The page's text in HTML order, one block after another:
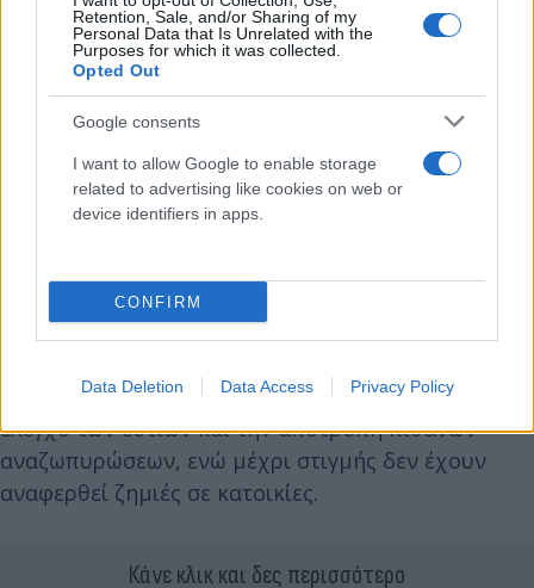
Retention, Sale, and/or Sharing of my
Personal Data that Is Unrelated with the
Purposes for which it was collected.
Opted Out
Google consents
I want to allow Google to enable storage
related to advertising like cookies on web or
device identifiers in apps.
CONFIRM
Data Deletion Data Access Privacy Policy
Οι δυνάμεις παραμένουν στο σημείο για τον πλήρη
έλεγχο των εστιών και την αποτροπή πιθανών
αναζωπυρώσεων, ενώ μέχρι στιγμής δεν έχουν
αναφερθεί ζημιές σε κατοικίες.
Κάνε κλικ και δες περισσότερο